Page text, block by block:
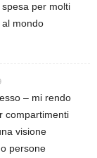
per molti
mondo
– mi rendo
compartimenti
visione
persone